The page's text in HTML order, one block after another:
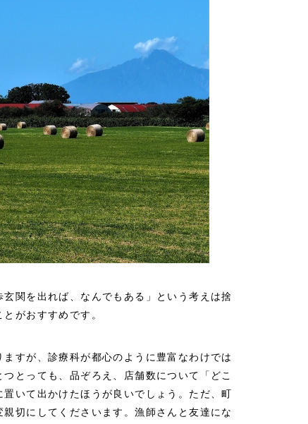
関を出れば、なんでもある」という考えは捨
がおすすめです。
すが、診療科が都心のように豊富なわけでは
とっても、品ぞろえ、店舗数について「どこ
いて出かけたほうが良いでしょう。ただ、町
切にしてくださいます。漁師さんと友達にな